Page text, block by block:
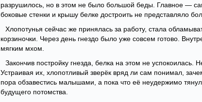
разрушилось, но в этом не было большой беды. Главное —
боковые стенки и крышу белке достроить не представляло
Хлопотунья сейчас же принялась за работу, стала
корзиночки. Через день гнездо было уже совсем готово.
мягким мхом.
Закончив постройку гнезда, белка на этом не успокоилась.
Устраивая их, хлопотливый зверёк вряд ли сам понимал,
пора обзавестись малышами, а пока что её неудержимо
будущего потомства.